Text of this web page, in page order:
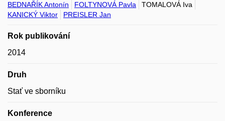
BEDNAŘÍK Antonín FOLTYNOVÁ Pavla
TOMALOVÁ Iva
KANICKÝ Viktor
PREISLER Jan
Rok publikování
2014
Druh
Stať ve sborníku
Konference